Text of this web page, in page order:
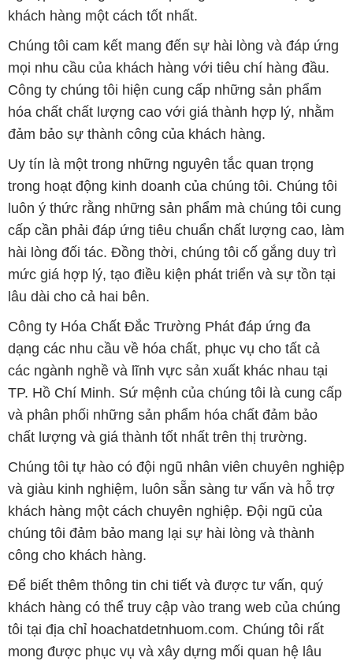
khách hàng một cách tốt nhất.
Chúng tôi cam kết mang đến sự hài lòng và đáp ứng
mọi nhu cầu của khách hàng với tiêu chí hàng đầu.
Công ty chúng tôi hiện cung cấp những sản phẩm
hóa chất chất lượng cao với giá thành hợp lý, nhằm
đảm bảo sự thành công của khách hàng.
Uy tín là một trong những nguyên tắc quan trọng
trong hoạt động kinh doanh của chúng tôi. Chúng tôi
luôn ý thức rằng những sản phẩm mà chúng tôi cung
cấp cần phải đáp ứng tiêu chuẩn chất lượng cao, làm
hài lòng đối tác. Đồng thời, chúng tôi cố gắng duy trì
mức giá hợp lý, tạo điều kiện phát triển và sự tồn tại
lâu dài cho cả hai bên.
Công ty Hóa Chất Đắc Trường Phát đáp ứng đa
dạng các nhu cầu về hóa chất, phục vụ cho tất cả
các ngành nghề và lĩnh vực sản xuất khác nhau tại
TP. Hồ Chí Minh. Sứ mệnh của chúng tôi là cung cấp
và phân phối những sản phẩm hóa chất đảm bảo
chất lượng và giá thành tốt nhất trên thị trường.
Chúng tôi tự hào có đội ngũ nhân viên chuyên nghiệp
và giàu kinh nghiệm, luôn sẵn sàng tư vấn và hỗ trợ
khách hàng một cách chuyên nghiệp. Đội ngũ của
chúng tôi đảm bảo mang lại sự hài lòng và thành
công cho khách hàng.
Để biết thêm thông tin chi tiết và được tư vấn, quý
khách hàng có thể truy cập vào trang web của chúng
tôi tại địa chỉ hoachatdetnhuom.com. Chúng tôi rất
mong được phục vụ và xây dựng mối quan hệ lâu